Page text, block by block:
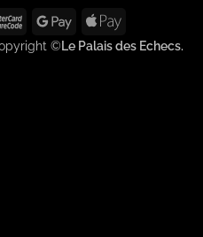
MasterCard
2
Google
Pay
Apple
Pay
©Le Palais des Echecs.